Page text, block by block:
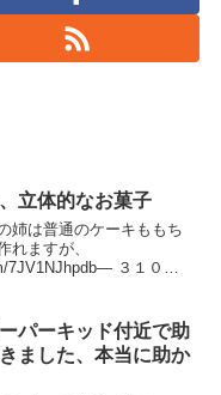
立体的なお菓子
姉は普通のケーキももち
れますが、
7JV1NJhpdb— ３１０４
パーキッド付近で助
ました、本当に助か